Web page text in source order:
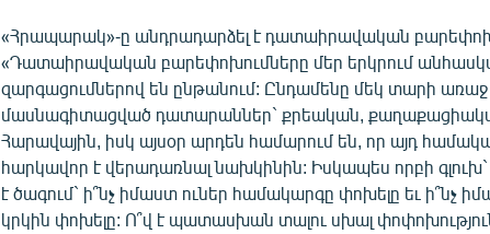
«Հրապարակ»-ը անդրադարձել է դատաիրավական
«Դատաիրավական բարեփոխումները մեր երկրում
զարգացումներով են ընթանում: Ընդամենը մեկ տարի
մասնագիտացված դատարաններ` քրեական,
Հարավային, իսկ այսօր արդեն համարում են, որ այդ
հարկավոր է վերադառնալ նախկինին: Իսկապես որբի գլուխ`
է ծագում` ի՞նչ իմաստ ուներ համակարգը փոխելը եւ ի՞նչ
կրկին փոխելը: Ո՞վ է պատասխան տալու սխալ